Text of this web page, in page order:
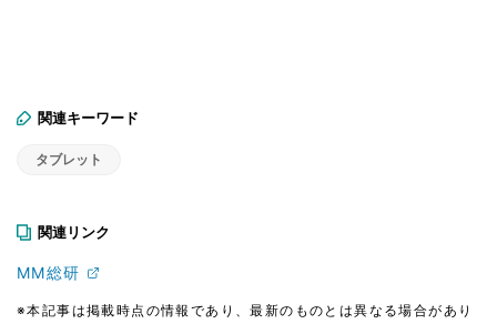
関連キーワード
タブレット
関連リンク
MM総研
※本記事は掲載時点の情報であり、最新のものとは異なる場合があり